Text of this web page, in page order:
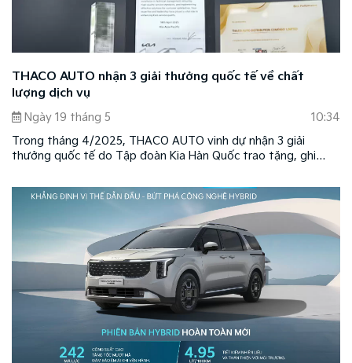
THACO AUTO nhận 3 giải thưởng quốc tế về chất
lượng dịch vụ
Ngày 19 tháng 5
10:34
Trong tháng 4/2025, THACO AUTO vinh dự nhận 3 giải
thưởng quốc tế do Tập đoàn Kia Hàn Quốc trao tặng, ghi
phụ tùng tại thị trường Việt Nam.